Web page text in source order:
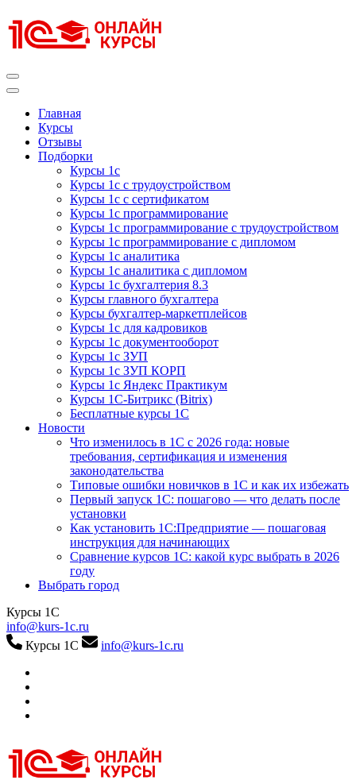
к
содержимому
Главная
Курсы
Отзывы
Подборки
Курсы 1с
Курсы 1с с трудоустройством
Курсы 1с с сертификатом
Курсы 1с программирование
Курсы 1с программирование с трудоустройством
Курсы 1с программирование с дипломом
Курсы 1с аналитика
Курсы 1с аналитика с дипломом
Курсы 1с бухгалтерия 8.3
Курсы главного бухгалтера
Курсы бухгалтер-маркетплейсов
Курсы 1с для кадровиков
Курсы 1с документооборот
Курсы 1с ЗУП
Курсы 1с ЗУП КОРП
Курсы 1с Яндекс Практикум
Курсы 1С-Битрикс (Bitrix)
Бесплатные курсы 1С
Новости
Что изменилось в 1С с 2026 года: новые
требования, сертификация и изменения
законодательства
Типовые ошибки новичков в 1С и как их избежать
Первый запуск 1С: пошагово — что делать после
установки
Как установить 1С:Предприятие — пошаговая
инструкция для начинающих
Сравнение курсов 1С: какой курс выбрать в 2026
году
Выбрать город
Курсы 1С
info@kurs-1c.ru
Курсы 1С
info@kurs-1c.ru